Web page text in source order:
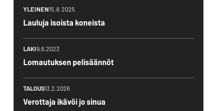
YLEINEN15.8.2025
Lauluja isoista koneista
LAKI9.6.2023
Lomautuksen pelisäännöt
TALOUS13.2.2026
Verottaja ikävöi jo sinua